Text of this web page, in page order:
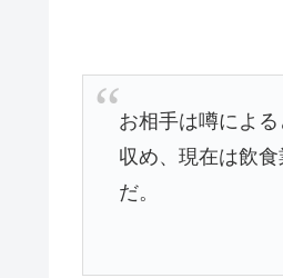
お相手は噂によ
収め、現在は飲
だ。